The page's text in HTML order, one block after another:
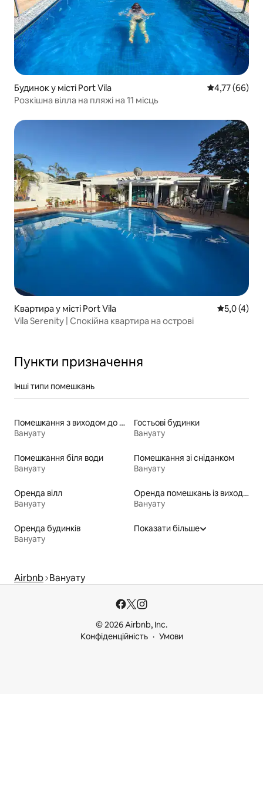
Будинок у місті Port Vila Середня
4,77 (66)
Розкішна вілла на пляжі на 11 місць
Квартира у місті Port Vila Середня
5,0 (4)
Vila Serenity | Спокійна квартира на острові
Пункти призначення
Інші типи помешкань
Помешкання з виходом до озера
Вануату
Гостьові будинки
Вануату
Помешкання біля води
Вануату
Помешкання зі сніданком
Вануату
Оренда вілл
Вануату
Оренда помешкань із виходом до пляжу
Вануату
Оренда будинків
Вануату
Показати більше
Airbnb Вануату
© 2026 Airbnb, Inc.
Конфіденційність
Умови